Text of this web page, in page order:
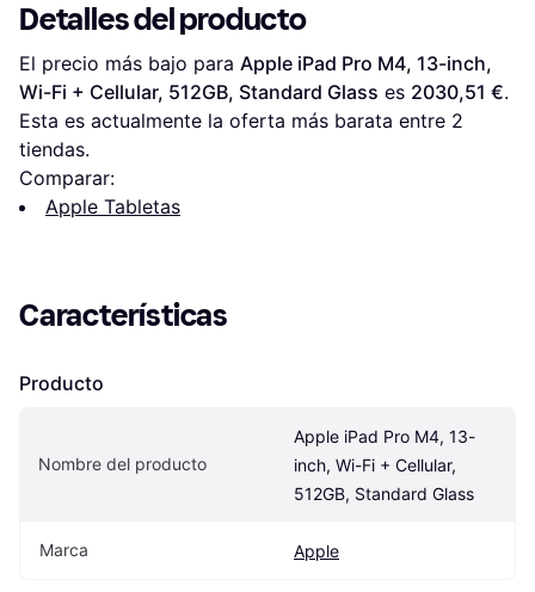
Detalles del producto
El precio más bajo para Apple iPad Pro M4, 13-inch,
Wi-Fi + Cellular, 512GB, Standard Glass es 2030,51 €.
Esta es actualmente la oferta más barata entre 2
tiendas.
Comparar:
Apple Tabletas
Características
Producto
Nombre del producto
Apple iPad Pro M4, 13-
inch, Wi-Fi + Cellular,
512GB, Standard Glass
Marca Apple